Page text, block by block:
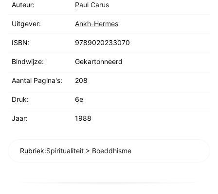
Auteur: Paul Carus
Uitgever: Ankh-Hermes
ISBN: 9789020233070
Bindwijze: Gekartonneerd
Aantal Pagina's: 208
Druk: 6e
Jaar: 1988
Rubriek:Spiritualiteit > Boeddhisme